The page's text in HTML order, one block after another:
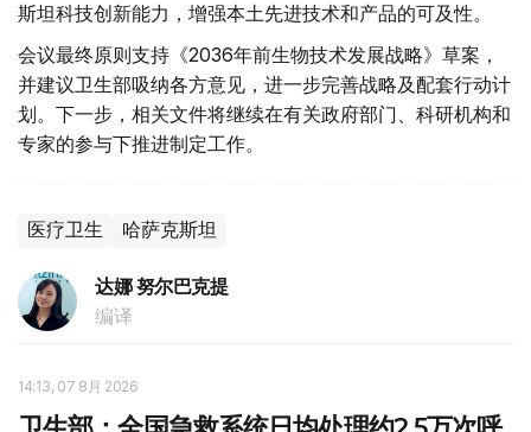
斯坦科技创新能力，增强本土先进技术和产品的可及性。
会议最终原则支持《2036年前生物技术发展战略》草案，
并建议卫生部吸纳各方意见，进一步完善战略及配套行动计
划。下一步，相关文件将继续在有关政府部门、科研机构和
专家的参与下推进制定工作。
医疗卫生 哈萨克斯坦
达娜 努尔巴克提
编译
14:13, 07 8月 2026